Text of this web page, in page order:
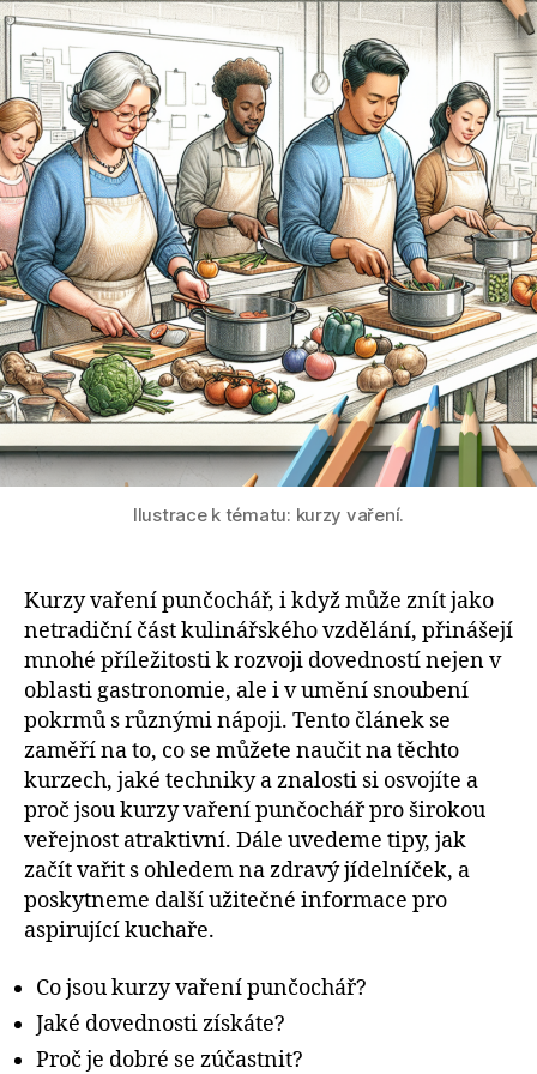
Ilustrace k tématu: kurzy vaření.
Kurzy vaření punčochář, i když může znít jako
netradiční část kulinářského vzdělání, přinášejí
mnohé příležitosti k rozvoji dovedností nejen v
oblasti gastronomie, ale i v umění snoubení
pokrmů s různými nápoji. Tento článek se
zaměří na to, co se můžete naučit na těchto
kurzech, jaké techniky a znalosti si osvojíte a
proč jsou kurzy vaření punčochář pro širokou
veřejnost atraktivní. Dále uvedeme tipy, jak
začít vařit s ohledem na zdravý jídelníček, a
poskytneme další užitečné informace pro
aspirující kuchaře.
Co jsou kurzy vaření punčochář?
Jaké dovednosti získáte?
Proč je dobré se zúčastnit?